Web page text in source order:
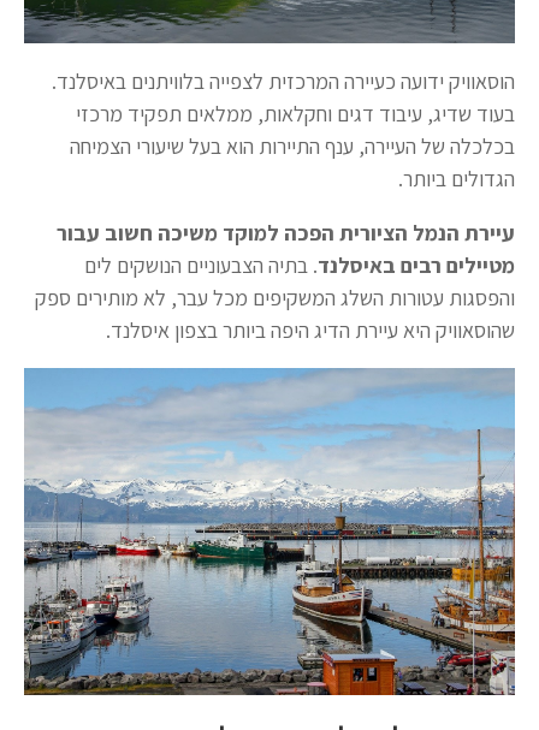
הוסאוויק ידועה כעיירה המרכזית לצפייה בלוויתנים באיסלנד.
בעוד שדיג, עיבוד דגים וחקלאות, ממלאים תפקיד מרכזי
בכלכלה של העיירה, ענף התיירות הוא בעל שיעורי הצמיחה
הגדולים ביותר.
עיירת הנמל הציורית הפכה למוקד משיכה חשוב עבור
מטיילים רבים באיסלנד. בתיה הצבעוניים הנושקים לים
והפסגות עטורות השלג המשקיפים מכל עבר, לא מותירים ספק
שהוסאוויק היא עיירת הדיג היפה ביותר בצפון איסלנד.